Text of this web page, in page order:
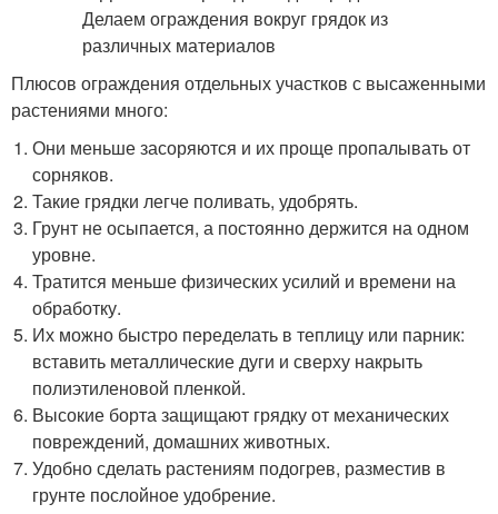
Плюсов ограждения отдельных участков с высаженными
растениями много:
Они меньше засоряются и их проще пропалывать от
сорняков.
Такие грядки легче поливать, удобрять.
Грунт не осыпается, а постоянно держится на одном
уровне.
Тратится меньше физических усилий и времени на
обработку.
Их можно быстро переделать в теплицу или парник:
вставить металлические дуги и сверху накрыть
полиэтиленовой пленкой.
Высокие борта защищают грядку от механических
повреждений, домашних животных.
Удобно сделать растениям подогрев, разместив в
грунте послойное удобрение.